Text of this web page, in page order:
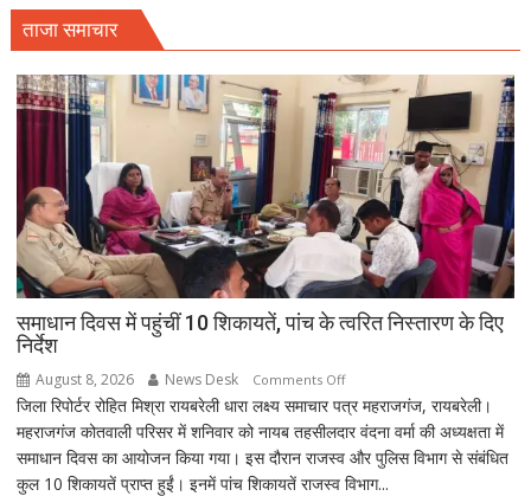
ताजा समाचार
समाधान दिवस में पहुंचीं 10 शिकायतें, पांच के त्वरित निस्तारण के दिए
निर्देश
August 8, 2026 News Desk Comments Offon
समाधान
दिवस
में
पहुंचीं
जिला रिपोर्टर रोहित मिश्रा रायबरेली धारा लक्ष्य समाचार पत्र महराजगंज, रायबरेली।
महराजगंज कोतवाली परिसर में शनिवार को नायब तहसीलदार वंदना वर्मा की अध्यक्षता में
समाधान दिवस का आयोजन किया गया। इस दौरान राजस्व और पुलिस विभाग से संबंधित
कुल 10 शिकायतें प्राप्त हुईं। इनमें पांच शिकायतें राजस्व विभाग...